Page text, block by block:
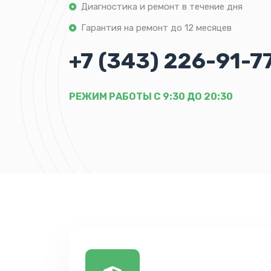
Диагностика и ремонт в течение дня
Гарантия на ремонт до 12 месяцев
+7 (343) 226-91-
РЕЖИМ РАБОТЫ С 9:30 ДО 20:30